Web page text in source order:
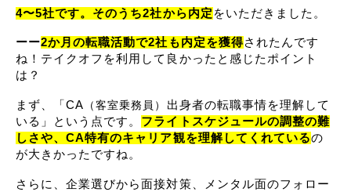
4〜5社です。そのうち2社から内定 をいただきました。
ーー2か月の転職活動で2社も内定を獲得されたんです
ね！テイクオフを利用して良かったと感じたポイント
は？
まず、「CA （客室乗務員） 出身者の転職事情を理解して
いる」という点です。 フライトスケジュールの調整の難
しさや、CA特有のキャリア観を理解してくれているの
が大きかったですね。
さらに、企業選びから面接対策、メンタル面のフォロー